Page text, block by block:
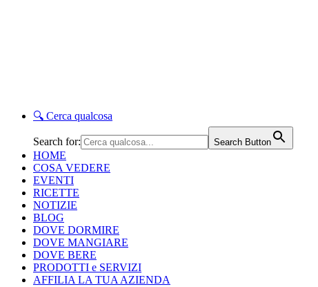
🔍 Cerca qualcosa
Search for: Search Button
HOME
COSA VEDERE
EVENTI
RICETTE
NOTIZIE
BLOG
DOVE DORMIRE
DOVE MANGIARE
DOVE BERE
PRODOTTI e SERVIZI
AFFILIA LA TUA AZIENDA